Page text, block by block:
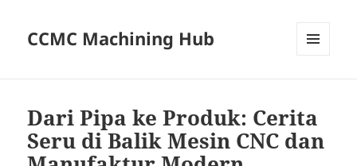
CCMC Machining Hub
Dari Pipa ke Produk: Cerita
Seru di Balik Mesin CNC dan